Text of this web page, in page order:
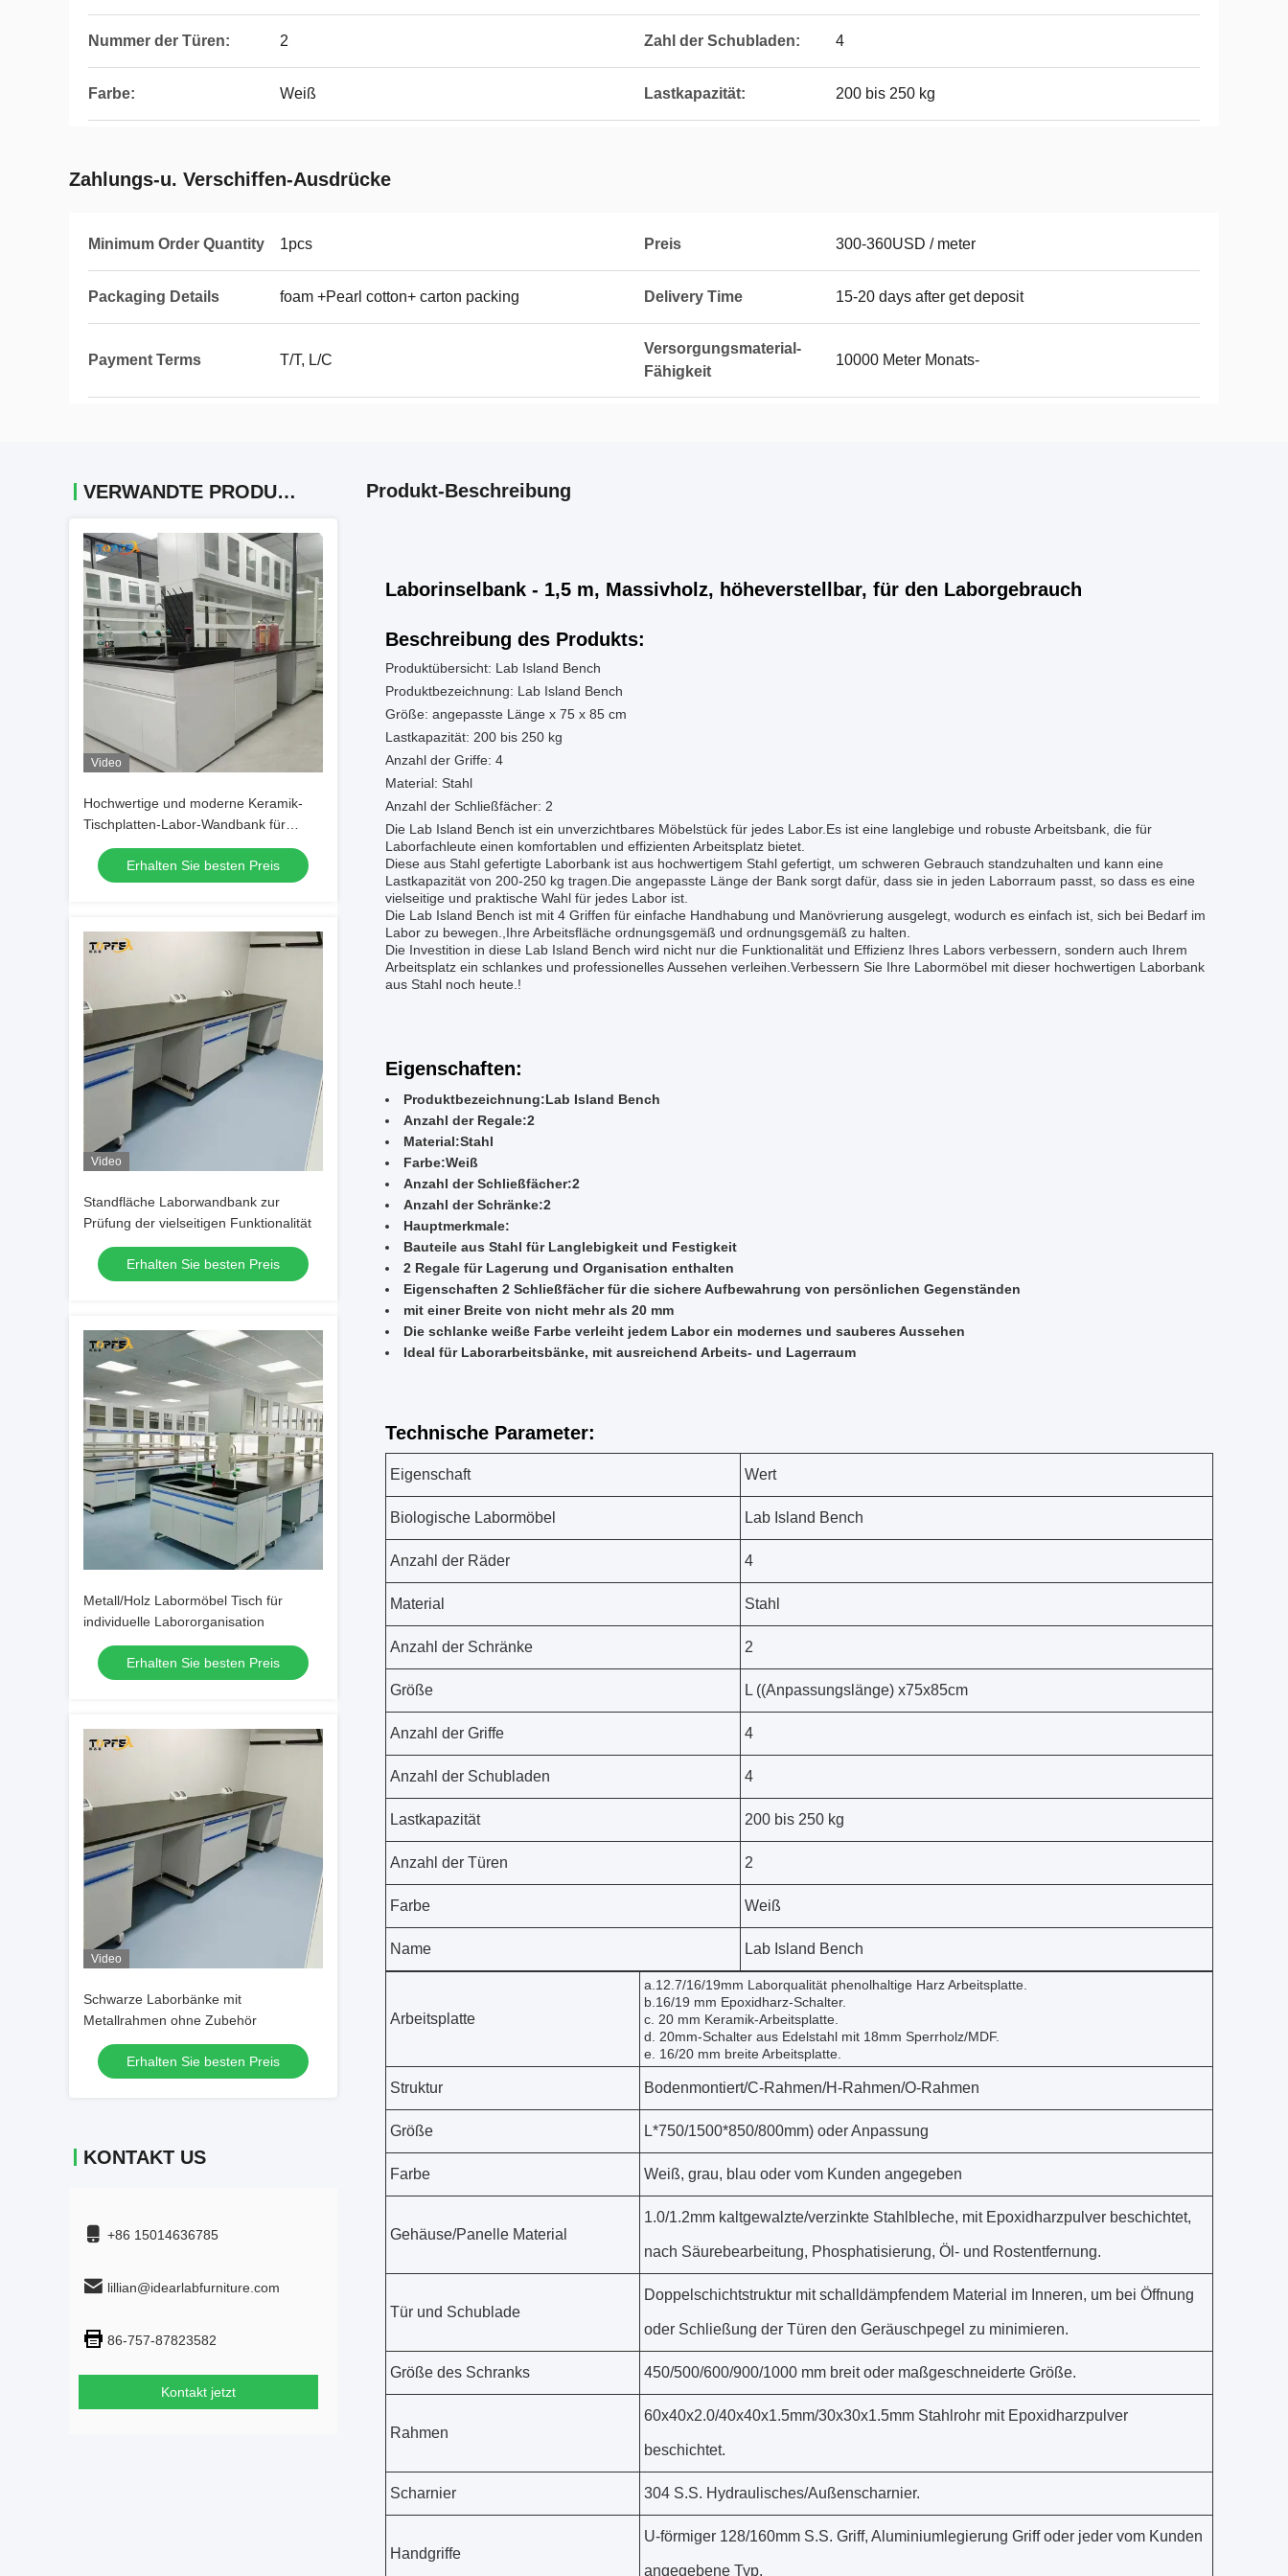
Nummer der Türen: 2 Zahl der Schubladen: 4
Farbe: Weiß Lastkapazität: 200 bis 250 kg
Zahlungs-u. Verschiffen-Ausdrücke
Minimum Order Quantity 1pcs Preis 300-360USD / meter
Packaging Details foam +Pearl cotton+ carton packing Delivery Time 15-20 days after get deposit
Payment Terms T/T, L/C
Versorgungsmaterial-
Fähigkeit
10000 Meter Monats-
VERWANDTE PRODUKTE
Video
Hochwertige und moderne Keramik-
Tischplatten-Labor-Wandbank für
Laborexperimente
Erhalten Sie besten Preis
Video
Standfläche Laborwandbank zur
Prüfung der vielseitigen Funktionalität
Erhalten Sie besten Preis
Metall/Holz Labormöbel Tisch für
individuelle Labororganisation
Erhalten Sie besten Preis
Video
Schwarze Laborbänke mit
Metallrahmen ohne Zubehör
Erhalten Sie besten Preis
KONTAKT US
+86 15014636785
lillian@idearlabfurniture.com
86-757-87823582
Kontakt jetzt
Produkt-Beschreibung
Laborinselbank - 1,5 m, Massivholz, höheverstellbar, für den Laborgebrauch
Beschreibung des Produkts:
Produktübersicht: Lab Island Bench
Produktbezeichnung: Lab Island Bench
Größe: angepasste Länge x 75 x 85 cm
Lastkapazität: 200 bis 250 kg
Anzahl der Griffe: 4
Material: Stahl
Anzahl der Schließfächer: 2
Die Lab Island Bench ist ein unverzichtbares Möbelstück für jedes Labor.Es ist eine langlebige und robuste Arbeitsbank, die für
Laborfachleute einen komfortablen und effizienten Arbeitsplatz bietet.
Diese aus Stahl gefertigte Laborbank ist aus hochwertigem Stahl gefertigt, um schweren Gebrauch standzuhalten und kann eine
Lastkapazität von 200-250 kg tragen.Die angepasste Länge der Bank sorgt dafür, dass sie in jeden Laborraum passt, so dass es eine
vielseitige und praktische Wahl für jedes Labor ist.
Die Lab Island Bench ist mit 4 Griffen für einfache Handhabung und Manövrierung ausgelegt, wodurch es einfach ist, sich bei Bedarf im
Labor zu bewegen.,Ihre Arbeitsfläche ordnungsgemäß und ordnungsgemäß zu halten.
Die Investition in diese Lab Island Bench wird nicht nur die Funktionalität und Effizienz Ihres Labors verbessern, sondern auch Ihrem
Arbeitsplatz ein schlankes und professionelles Aussehen verleihen.Verbessern Sie Ihre Labormöbel mit dieser hochwertigen Laborbank
aus Stahl noch heute.!
Eigenschaften:
Produktbezeichnung:Lab Island Bench
Anzahl der Regale:2
Material:Stahl
Farbe:Weiß
Anzahl der Schließfächer:2
Anzahl der Schränke:2
Hauptmerkmale:
Bauteile aus Stahl für Langlebigkeit und Festigkeit
2 Regale für Lagerung und Organisation enthalten
Eigenschaften 2 Schließfächer für die sichere Aufbewahrung von persönlichen Gegenständen
mit einer Breite von nicht mehr als 20 mm
Die schlanke weiße Farbe verleiht jedem Labor ein modernes und sauberes Aussehen
Ideal für Laborarbeitsbänke, mit ausreichend Arbeits- und Lagerraum
Technische Parameter:
Eigenschaft Wert
Biologische Labormöbel Lab Island Bench
Anzahl der Räder 4
Material Stahl
Anzahl der Schränke 2
Größe L ((Anpassungslänge) x75x85cm
Anzahl der Griffe 4
Anzahl der Schubladen 4
Lastkapazität 200 bis 250 kg
Anzahl der Türen 2
Farbe Weiß
Name Lab Island Bench
Arbeitsplatte
a.12.7/16/19mm Laborqualität phenolhaltige Harz Arbeitsplatte.
b.16/19 mm Epoxidharz-Schalter.
c. 20 mm Keramik-Arbeitsplatte.
d. 20mm-Schalter aus Edelstahl mit 18mm Sperrholz/MDF.
e. 16/20 mm breite Arbeitsplatte.
Struktur Bodenmontiert/C-Rahmen/H-Rahmen/O-Rahmen
Größe L*750/1500*850/800mm) oder Anpassung
Farbe Weiß, grau, blau oder vom Kunden angegeben
Gehäuse/Panelle Material
1.0/1.2mm kaltgewalzte/verzinkte Stahlbleche, mit Epoxidharzpulver beschichtet,
nach Säurebearbeitung, Phosphatisierung, Öl- und Rostentfernung.
Tür und Schublade
Doppelschichtstruktur mit schalldämpfendem Material im Inneren, um bei Öffnung
oder Schließung der Türen den Geräuschpegel zu minimieren.
Größe des Schranks 450/500/600/900/1000 mm breit oder maßgeschneiderte Größe.
Rahmen
60x40x2.0/40x40x1.5mm/30x30x1.5mm Stahlrohr mit Epoxidharzpulver
beschichtet.
Scharnier 304 S.S. Hydraulisches/Außenscharnier.
Handgriffe
U-förmiger 128/160mm S.S. Griff, Aluminiumlegierung Griff oder jeder vom Kunden
angegebene Typ.